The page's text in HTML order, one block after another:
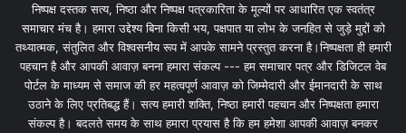
निष्पक्ष दस्तक सत्य, निष्ठा और निष्पक्ष पत्रकारिता के मूल्यों पर आधारित एक स्वतंत्र
समाचार मंच है। हमारा उद्देश्य बिना किसी भय, पक्षपात या लोभ के जनहित से जुड़े मुद्दों को
तथ्यात्मक, संतुलित और विश्वसनीय रूप में आपके सामने प्रस्तुत करना है।निष्पक्षता ही हमारी
पहचान है और आपकी आवाज़ बनना हमारा संकल्प --- हम समाचार पत्र और डिजिटल वेब
पोर्टल के माध्यम से समाज की हर महत्वपूर्ण आवाज़ को जिम्मेदारी और ईमानदारी के साथ
उठाने के लिए प्रतिबद्ध हैं। सत्य हमारी शक्ति, निष्ठा हमारी पहचान और निष्पक्षता हमारा
संकल्प है। बदलते समय के साथ हमारा प्रयास है कि हम हमेशा आपकी आवाज़ बनकर